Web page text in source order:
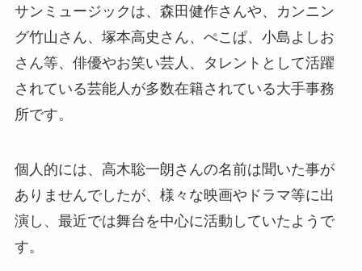
サンミュージックは、森田健作さんや、カンニン
グ竹山さん、塚本高史さん、ぺこぱ、小島よしお
さん等、俳優やお笑い芸人、タレントとして活躍
されている芸能人が多数在籍されている大手事務
所です。
個人的には、高木聡一朗さんの名前は聞いた事が
ありませんでしたが、様々な映画やドラマ等に出
演し、最近では舞台を中心に活動していたようで
す。